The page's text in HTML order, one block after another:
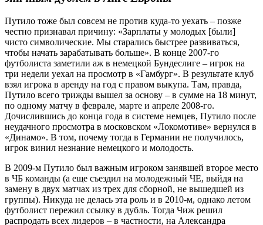
Путило тоже был совсем не против куда-то уехать – позже
честно признавал причину: «Зарплаты у молодых [были]
чисто символические. Мы старались быстрее развиваться,
чтобы начать зарабатывать больше». В конце 2007-го
футболиста заметили аж в немецкой Бундеслиге – игрок на
три недели уехал на просмотр в «Гамбург». В результате клуб
взял игрока в аренду на год с правом выкупа. Там, правда,
Путило всего трижды вышел за основу – в сумме на 18 минут,
по одному матчу в феврале, марте и апреле 2008-го.
Дочислившись до конца года в системе немцев, Путило после
неудачного просмотра в московском «Локомотиве» вернулся в
«Динамо». В том, почему тогда в Германии не получилось,
игрок винил незнание немецкого и молодость.
В 2009-м Путило был важным игроком занявшей второе место
в ЧБ команды (а еще съездил на молодежный ЧЕ, выйдя на
замену в двух матчах из трех для сборной, не вышедшей из
группы). Никуда не делась эта роль и в 2010-м, однако летом
футболист пережил ссылку в дубль. Тогда Чиж решил
распродать всех лидеров – в частности, на Александра